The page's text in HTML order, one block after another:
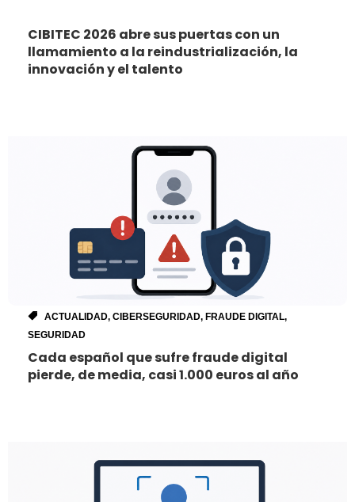
CIBITEC 2026 abre sus puertas con un
llamamiento a la reindustrialización, la
innovación y el talento
ACTUALIDAD, CIBERSEGURIDAD, FRAUDE DIGITAL,
SEGURIDAD
Cada español que sufre fraude digital
pierde, de media, casi 1.000 euros al año